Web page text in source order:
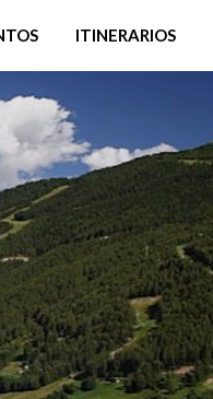
ITINERARIOS